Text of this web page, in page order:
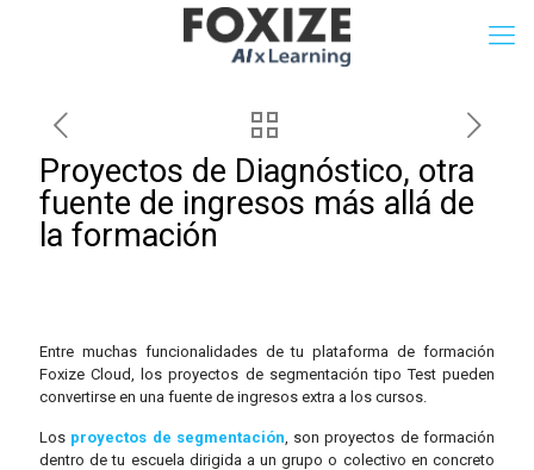
Proyectos de Diagnóstico, otra
fuente de ingresos más allá de
la formación
Entre muchas funcionalidades de tu plataforma de formación
Foxize Cloud, los proyectos de segmentación tipo Test pueden
convertirse en una fuente de ingresos extra a los cursos.
Los proyectos de segmentación, son proyectos de formación
dentro de tu escuela dirigida a un grupo o colectivo en concreto